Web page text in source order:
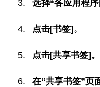
选择“各应用程序
点击[书签]。
点击[共享书签]。
在“共享书签”页